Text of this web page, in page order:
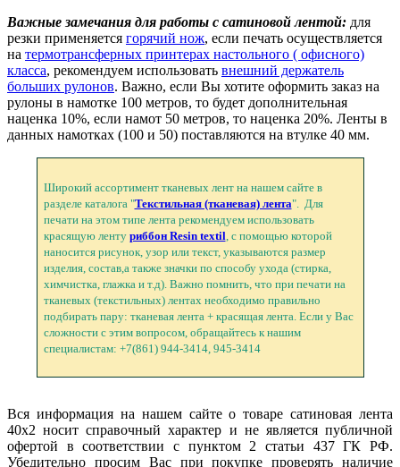
Важные замечания для работы с сатиновой лентой: для
резки применяется горячий нож, если печать осуществляется
на термотрансферных принтерах настольного ( офисного)
класса, рекомендуем использовать внешний держатель
больших рулонов. Важно, если Вы хотите оформить заказ на
рулоны в намотке 100 метров, то будет дополнительная
наценка 10%, если намот 50 метров, то наценка 20%. Ленты в
данных намотках (100 и 50) поставляются на втулке 40 мм.
Широкий ассортимент тканевых лент на нашем сайте в
разделе каталога "Текстильная (тканевая) лента". Для
печати на этом типе лента рекомендуем использовать
красящую ленту риббон Resin textil , с помощью которой
наносится рисунок, узор или текст, указываются размер
изделия, состав,а также значки по способу ухода (стирка,
химчистка, глажка и т.д). Важно помнить, что при печати на
тканевых (текстильных) лентах необходимо правильно
подбирать пару: тканевая лента + красящая лента. Если у Вас
сложности с этим вопросом, обращайтесь к нашим
специалистам: +7(861) 944-3414, 945-3414
Вся информация на нашем сайте о товаре сатиновая лента
40х2 носит справочный характер и не является публичной
офертой в соответствии с пунктом 2 статьи 437 ГК РФ.
Убедительно просим Вас при покупке проверять наличие